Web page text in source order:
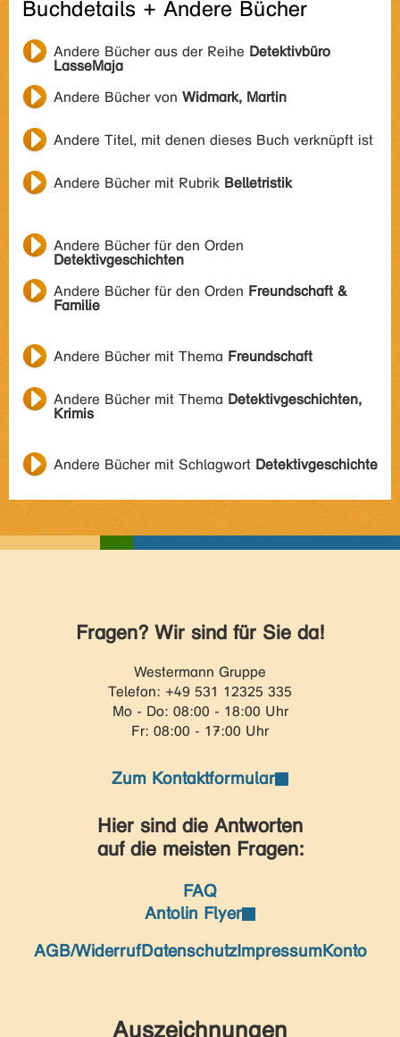
Buchdetails + Andere Bücher
Andere Bücher aus der Reihe Detektivbüro
LasseMaja
Andere Bücher von Widmark, Martin
Andere Titel, mit denen dieses Buch verknüpft ist
Andere Bücher mit Rubrik Belletristik
Andere Bücher für den Orden
Detektivgeschichten
Andere Bücher für den Orden Freundschaft &
Familie
Andere Bücher mit Thema Freundschaft
Andere Bücher mit Thema Detektivgeschichten,
Krimis
Andere Bücher mit Schlagwort Detektivgeschichte